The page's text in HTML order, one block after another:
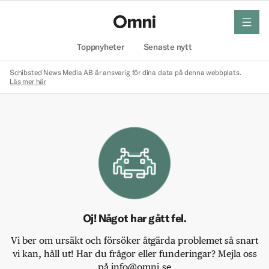
Toppnyheter Senaste nytt
meny
Schibsted News Media AB är ansvarig för dina data på denna webbplats.
Läs mer här
Oj! Något har gått fel.
Vi ber om ursäkt och försöker åtgärda problemet så snart
vi kan, håll ut! Har du frågor eller funderingar? Mejla oss